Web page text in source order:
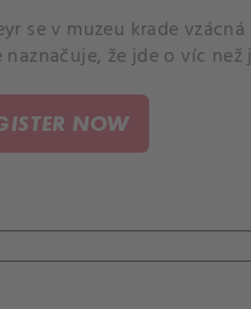
se v muzeu krade
naznačuje, že jde o víc
NOW